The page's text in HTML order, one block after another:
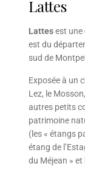
Lattes
Lattesest une
est du
sud de
Exposée à un
Lez, le
autres petits
patrimoine
(les « étangs
étang de
du Méjean »